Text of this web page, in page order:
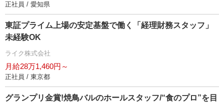
正社員 / 愛知県
東証プライム上場の安定基盤で働く「経理財務スタッフ」
未経験OK
ライク株式会社
月給28万1,460円～
正社員 / 東京都
グランプリ金賞!焼鳥バルのホールスタッフ/“食のプロ”を目